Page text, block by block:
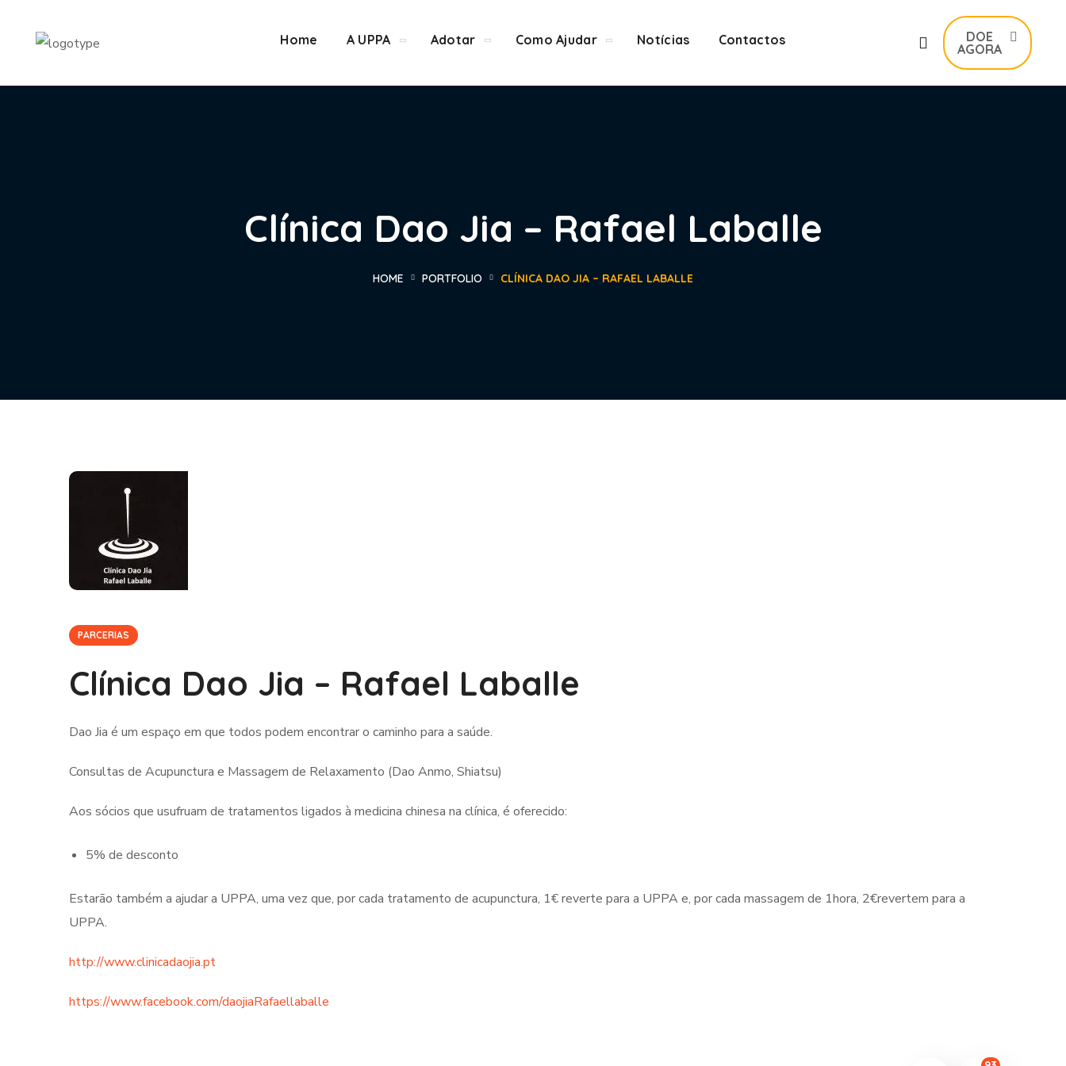
Home A UPPA Adotar Como Ajudar Notícias Contactos
DOE
AGORA
Clínica Dao Jia – Rafael Laballe
HOME PORTFOLIO CLÍNICA DAO JIA – RAFAEL LABALLE
PARCERIAS
Clínica Dao Jia – Rafael Laballe
Dao Jia é um espaço em que todos podem encontrar o caminho para a saúde.
Consultas de Acupunctura e Massagem de Relaxamento (Dao Anmo, Shiatsu)
Aos sócios que usufruam de tratamentos ligados à medicina chinesa na clínica, é oferecido:
5% de desconto
Estarão também a ajudar a UPPA, uma vez que, por cada tratamento de acupunctura, 1€ reverte para a UPPA e, por cada massagem de 1hora, 2€revertem para a
UPPA.
http://www.clinicadaojia.pt
https://www.facebook.com/daojiaRafaellaballe